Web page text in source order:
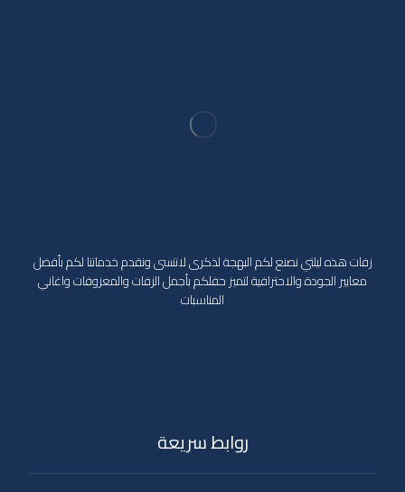
زفات هذه ليلتي نصنع لكم البهجة لذكرى لاتنسى ونقدم خدماتنا لكم بأفضل
معايير الجودة والاحترافية لتميز حفلكم بأجمل الزفات والمعزوفات واغاني
المناسبات
روابط سريعة